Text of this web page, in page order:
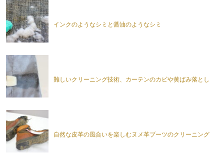
インクのようなシミと醤油のようなシミ
難しいクリーニング技術、カーテンのカビや黄ばみ落とし
自然な皮革の風合いを楽しむヌメ革ブーツのクリーニング